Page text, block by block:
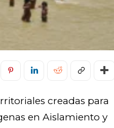
creadas para
en Aislamiento y